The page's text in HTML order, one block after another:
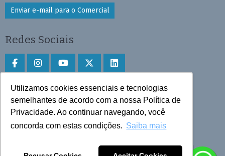
Utilizamos cookies essenciais e tecnologias
semelhantes de acordo com a nossa Política de
Privacidade. Ao continuar navegando, você
concorda com estas condições. Saiba mais
Enviar e-mail para o Comercial
Redes Sociais
Faça download do aplicativo
Play Store e App Store
Todos os direitos reservados © 2025 Cruzeiro do Sul